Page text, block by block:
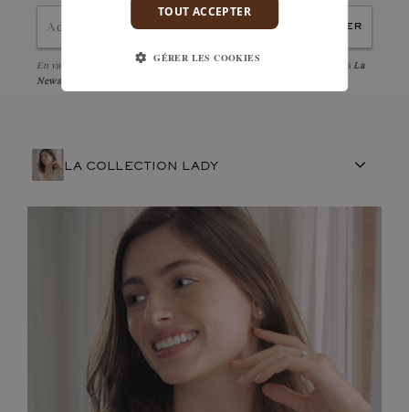
envoyer
En validant, j'accepte lapolitique de confidentialité et d'être abonné à La
Newsletter
LA COLLECTION LADY
ARTISANAT FRANÇAIS
ENGAGEMENTS
TOUT ACCEPTER
GÉRER LES COOKIES